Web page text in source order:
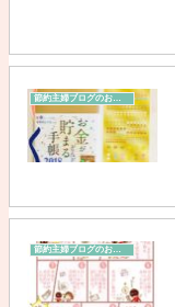
節約主婦ブログのお知らせ